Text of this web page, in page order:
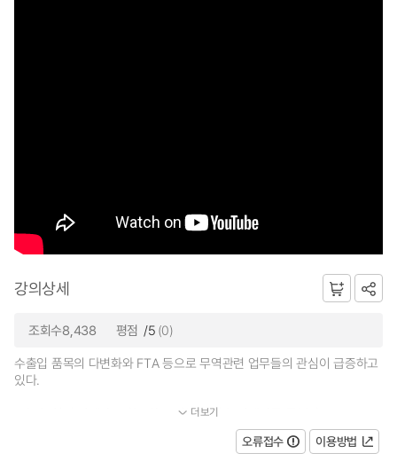
강의상세
조회수8,438 평점 /5 (0)
수출입 품목의 다변화와 FTA 등으로 무역관련 업무들의 관심이 급증하고
있다.
오늘은 현직 관세사로 활동하고 있는 김기호 관세사를 통해서...
더보기
오류접수 이용방법